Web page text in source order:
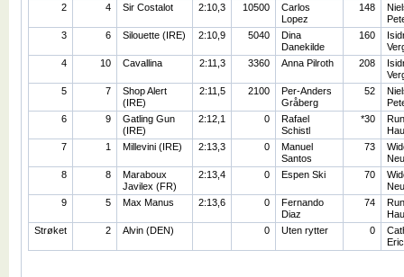
2 4 Sir Costalot 2:10,3 10500
Carlos
Lopez
148
3
6 Silouette (IRE) 2:10,9 5040
Dina
Danekilde
160
4
10 Cavallina 2:11,3 3360 Anna Pilroth 208
5
7
Shop Alert
(IRE)
2:11,5 2100
Per-Anders
Gråberg
52
6
9
Gatling Gun
(IRE)
2:12,1 0
Rafael
Schistl
*30
7
1 Millevini (IRE) 2:13,3 0
Manuel
Santos
73
8
8
Maraboux
Javilex (FR)
2:13,4 0 Espen Ski 70
9
5 Max Manus 2:13,6 0
Fernando
Diaz
74
Strøket
2 Alvin (DEN) 0 Uten rytter 0